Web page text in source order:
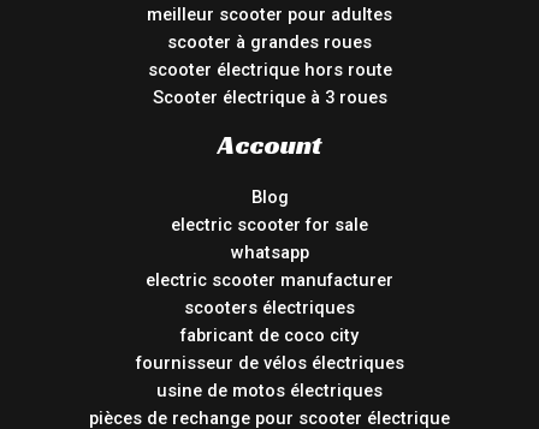
meilleur scooter pour adultes
scooter à grandes roues
scooter électrique hors route
Scooter électrique à 3 roues
Account
Blog
electric scooter for sale
whatsapp
electric scooter manufacturer
scooters électriques
fabricant de coco city
fournisseur de vélos électriques
usine de motos électriques
pièces de rechange pour scooter électrique